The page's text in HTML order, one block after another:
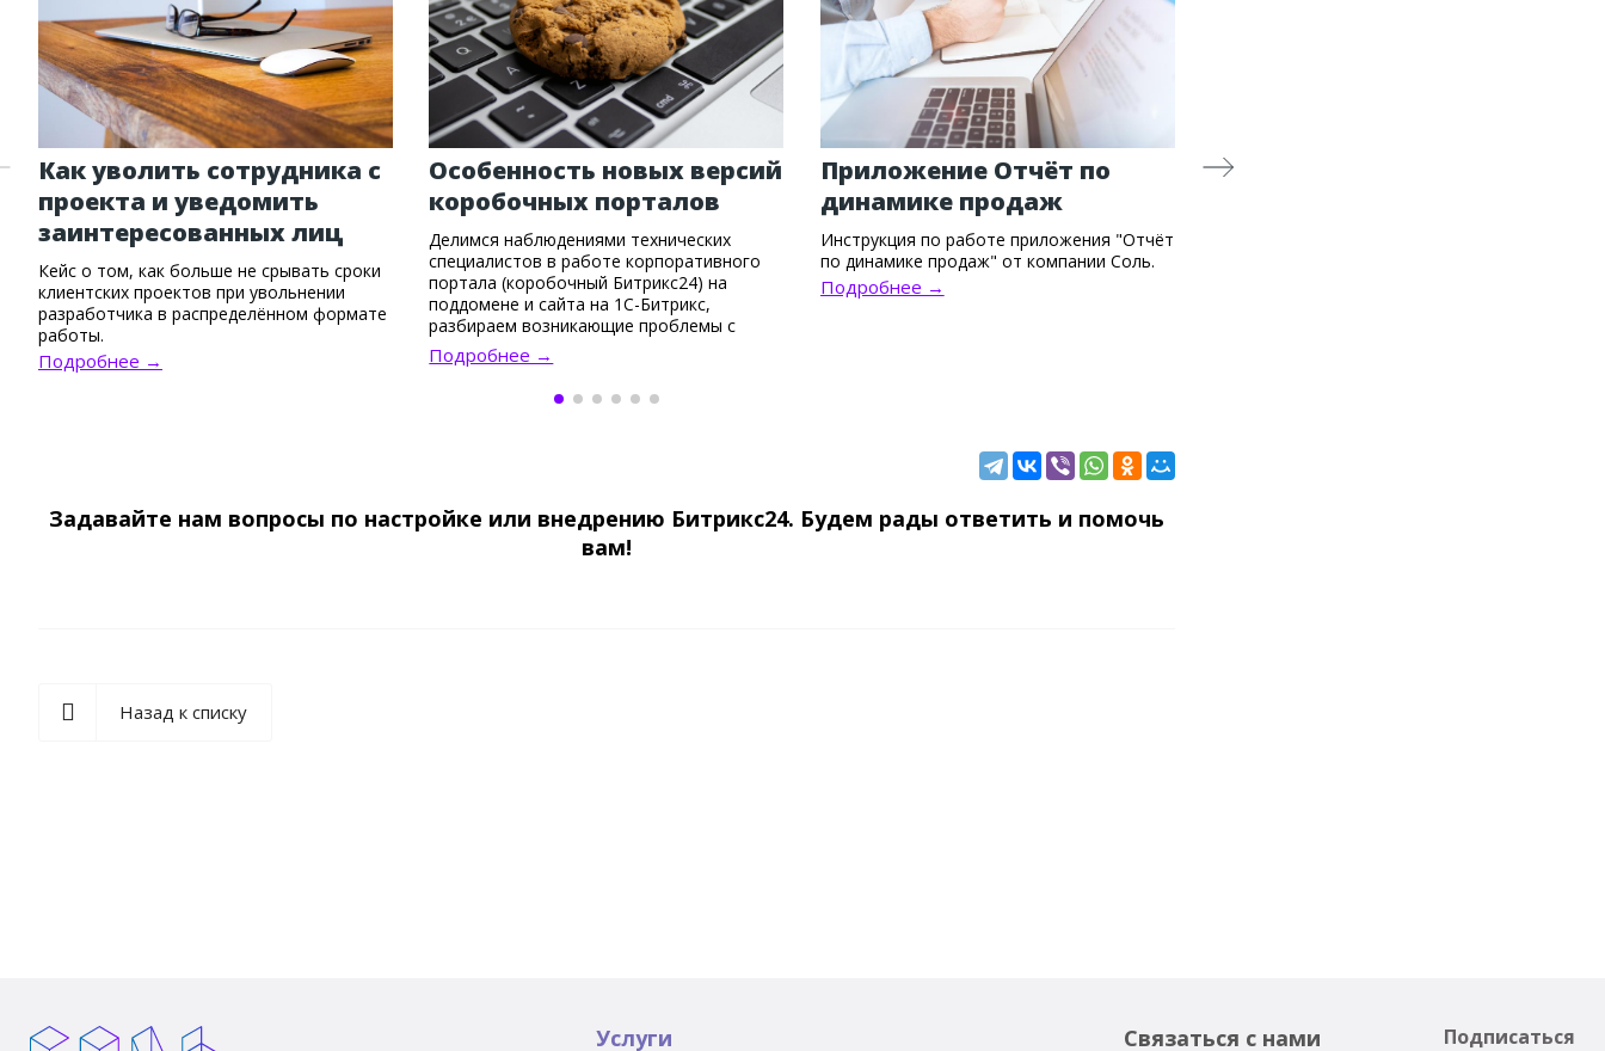
Как уволить сотрудника с
проекта и уведомить
заинтересованных лиц
Кейс о том, как больше не срывать сроки
клиентских проектов при увольнении
разработчика в распределённом формате
работы.
Подробнее →
Особенность новых версий
коробочных порталов
Делимся наблюдениями технических
специалистов в работе корпоративного
портала (коробочный Битрикс24) на
поддомене и сайта на 1С-Битрикс,
разбираем возникающие проблемы с
авторизацией пользователей, работой
чатов и приложений.
Подробнее →
Приложение Отчёт по
динамике продаж
Инструкция по работе приложения "Отчёт
по динамике продаж" от компании Соль.
Подробнее →
облака в коробку: спасли
Задавайте нам вопросы по настройке или внедрению Битрикс24. Будем рады ответить и помочь
вам!
Назад к списку
Услуги Связаться с нами Подписаться